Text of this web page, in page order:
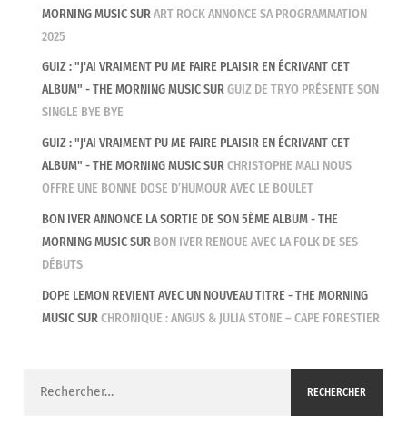
MORNING MUSICSURART ROCK ANNONCE SA PROGRAMMATION
2025
GUIZ : "J'AI VRAIMENT PU ME FAIRE PLAISIR EN ÉCRIVANT CET
ALBUM" - THE MORNING MUSICSURGUIZ DE TRYO PRÉSENTE SON
SINGLE BYE BYE
GUIZ : "J'AI VRAIMENT PU ME FAIRE PLAISIR EN ÉCRIVANT CET
ALBUM" - THE MORNING MUSICSURCHRISTOPHE MALI NOUS
OFFRE UNE BONNE DOSE D’HUMOUR AVEC LE BOULET
BON IVER ANNONCE LA SORTIE DE SON 5ÈME ALBUM - THE
MORNING MUSICSUR BON IVER RENOUE AVEC LA FOLK DE SES
DÉBUTS
DOPE LEMON REVIENT AVEC UN NOUVEAU TITRE - THE MORNING
MUSICSURCHRONIQUE : ANGUS & JULIA STONE – CAPE FORESTIER